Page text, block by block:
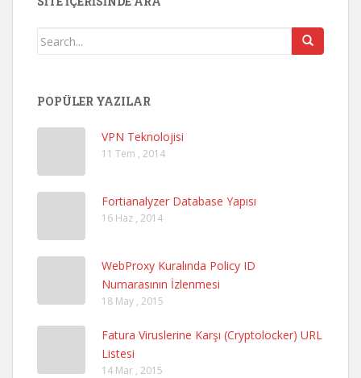
POPÜLER YAZILAR
VPN Teknolojisi
11 Tem , 2014
Fortianalyzer Database Yapısı
16 Haz , 2014
WebProxy Kuralında Policy ID
Numarasının İzlenmesi
18 May , 2015
Fatura Viruslerine Karşı (Cryptolocker) URL
Listesi
14 Mar , 2015